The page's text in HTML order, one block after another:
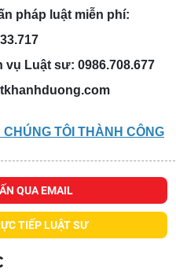
pháp luật miễn phí:
Luật sư: 0986.708.677
TÔI THÀNH CÔNG
QUA EMAIL
TIẾP LUẬT SƯ